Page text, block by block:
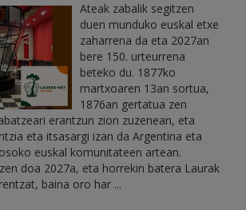
Ateak zabalik segitzen
duen munduko euskal etxe
zaharrena da eta 2027an
bere 150. urteurrena
beteko du. 1877ko
martxoaren 13an sortua,
1876an gertatua zen
erantzun zion zuzenean, eta
eta itsasargi izan da Argentina eta
euskal komunitateen artean.
doa 2027a, eta horrekin batera Laurak
baina oro har ...